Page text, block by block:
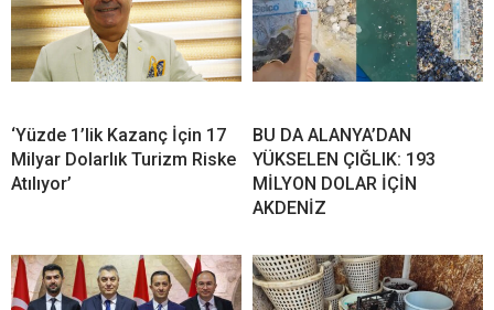
‘Yüzde 1’lik Kazanç İçin 17
Milyar Dolarlık Turizm Riske
Atılıyor’
BU DA ALANYA’DAN
YÜKSELEN ÇIĞLIK: 193
MİLYON DOLAR İÇİN
AKDENİZ